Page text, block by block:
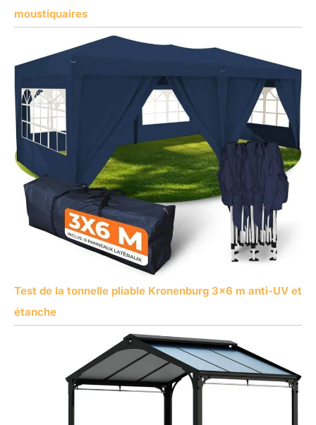
moustiquaires
Test de la tonnelle pliable Kronenburg 3×6 m anti-UV et
étanche